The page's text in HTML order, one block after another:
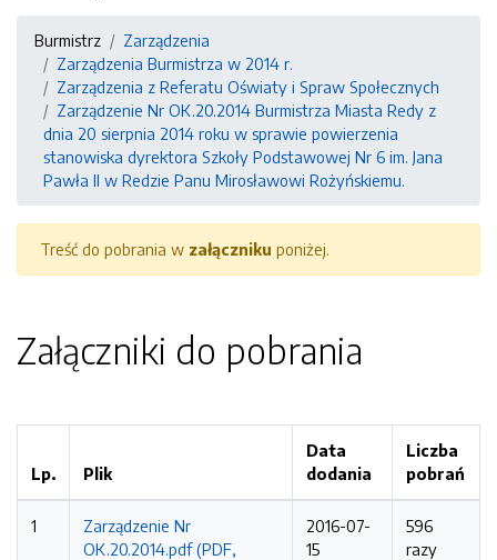
Burmistrz
Zarządzenia
Zarządzenia Burmistrza w 2014 r.
Zarządzenia z Referatu Oświaty i Spraw Społecznych
Zarządzenie Nr OK.20.2014 Burmistrza Miasta Redy z
dnia 20 sierpnia 2014 roku w sprawie powierzenia
stanowiska dyrektora Szkoły Podstawowej Nr 6 im. Jana
Pawła II w Redzie Panu Mirosławowi Rożyńskiemu.
Treść do pobrania w załączniku poniżej.
Załączniki do pobrania
Lp. Plik
Data
dodania
Liczba
pobrań
1
Zarządzenie Nr
OK.20.2014.pdf (PDF,
2016-07-
15
596
razy